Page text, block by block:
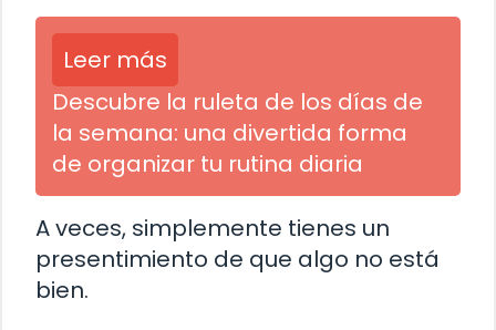
Leer más
Descubre la ruleta de los días de
la semana: una divertida forma
de organizar tu rutina diaria
A veces, simplemente tienes un
presentimiento de que algo no está
bien.